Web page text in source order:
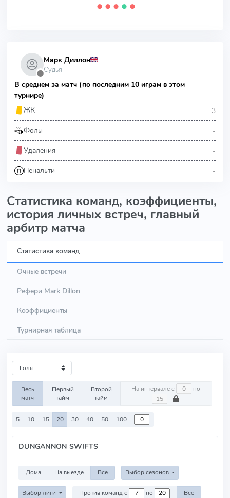
⬤ ⬤ ⬤ ⬤ ⬤
⬤
Марк Диллон
Судья
В среднем за матч (по последним 10 играм в этом
турнире)
ЖК
3
Фолы -
Удаления -
Пенальти -
Статистика команд, коэффициенты,
история личных встреч, главный
арбитр матча
Статистика команд
Очные встречи
Рефери Mark Dillon
Коэффициенты
Турнирная таблица
Весь
матч
Первый
тайм
Второй
тайм
На интервале с по
5 10 15 20 30 40 50 100
DUNGANNON SWIFTS
Дома На выезде Все Выбор сезонов
Выбор лиги Против команд с по Все